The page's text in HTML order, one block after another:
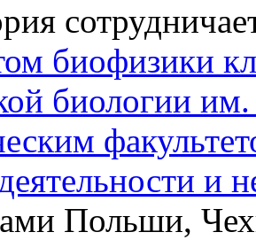
биофизики
биологии
и
Польши,